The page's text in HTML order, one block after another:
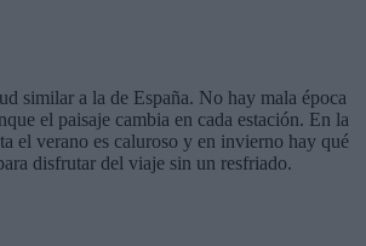
similar a la de España. No hay mala época
el paisaje cambia en cada estación. En la
el verano es caluroso y en invierno hay qué
disfrutar del viaje sin un resfriado.